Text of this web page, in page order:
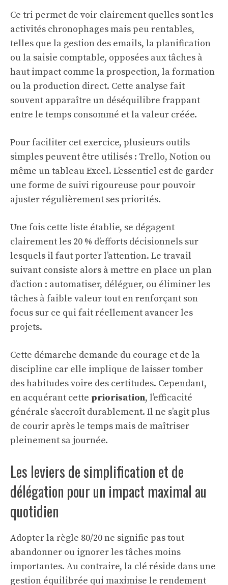
Ce tri permet de voir clairement quelles sont les
activités chronophages mais peu rentables,
telles que la gestion des emails, la planification
ou la saisie comptable, opposées aux tâches à
haut impact comme la prospection, la formation
ou la production direct. Cette analyse fait
souvent apparaître un déséquilibre frappant
entre le temps consommé et la valeur créée.
Pour faciliter cet exercice, plusieurs outils
simples peuvent être utilisés : Trello, Notion ou
même un tableau Excel. L’essentiel est de garder
une forme de suivi rigoureuse pour pouvoir
ajuster régulièrement ses priorités.
Une fois cette liste établie, se dégagent
clairement les 20 % d’efforts décisionnels sur
lesquels il faut porter l’attention. Le travail
suivant consiste alors à mettre en place un plan
d’action : automatiser, déléguer, ou éliminer les
tâches à faible valeur tout en renforçant son
focus sur ce qui fait réellement avancer les
projets.
Cette démarche demande du courage et de la
discipline car elle implique de laisser tomber
des habitudes voire des certitudes. Cependant,
en acquérant cette priorisation, l’efficacité
générale s’accroît durablement. Il ne s’agit plus
de courir après le temps mais de maîtriser
pleinement sa journée.
Les leviers de simplification et de
délégation pour un impact maximal au
quotidien
Adopter la règle 80/20 ne signifie pas tout
abandonner ou ignorer les tâches moins
importantes. Au contraire, la clé réside dans une
gestion équilibrée qui maximise le rendement